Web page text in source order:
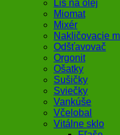
Lis na olej
Miomat
Mixér
Nakličovacie
Odšťavovač
Orgonit
Ošatky
Sušičky
Sviečky
Vankúše
Včelobal
Vitálne sklo